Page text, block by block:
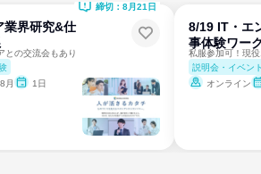
業界研究&仕
との交流会もあり
月 1日
締切：8月21日
8/19 IT・エ
事体験ワー
私服参加可！現
説明会・イベン
オンライン